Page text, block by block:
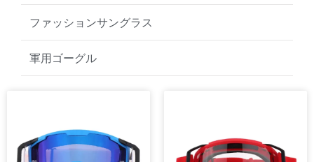
ゴルフサングラス
ファッションサングラス
軍用ゴーグル